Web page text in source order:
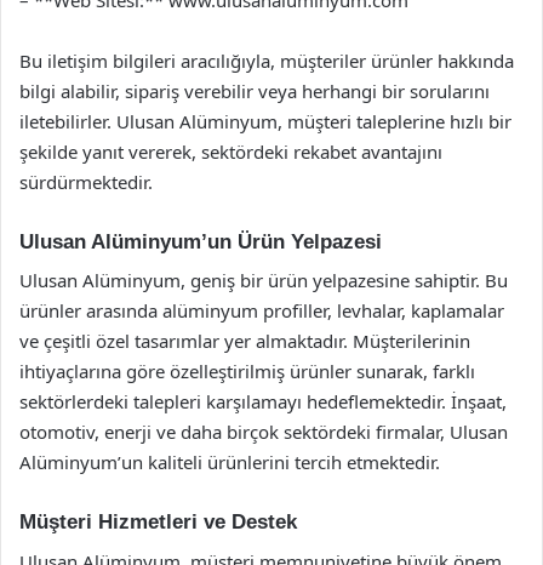
Bu iletişim bilgileri aracılığıyla, müşteriler ürünler hakkında
bilgi alabilir, sipariş verebilir veya herhangi bir sorularını
iletebilirler. Ulusan Alüminyum, müşteri taleplerine hızlı bir
şekilde yanıt vererek, sektördeki rekabet avantajını
sürdürmektedir.
Ulusan Alüminyum’un Ürün Yelpazesi
Ulusan Alüminyum, geniş bir ürün yelpazesine sahiptir. Bu
ürünler arasında alüminyum profiller, levhalar, kaplamalar
ve çeşitli özel tasarımlar yer almaktadır. Müşterilerinin
ihtiyaçlarına göre özelleştirilmiş ürünler sunarak, farklı
sektörlerdeki talepleri karşılamayı hedeflemektedir. İnşaat,
otomotiv, enerji ve daha birçok sektördeki firmalar, Ulusan
Alüminyum’un kaliteli ürünlerini tercih etmektedir.
Müşteri Hizmetleri ve Destek